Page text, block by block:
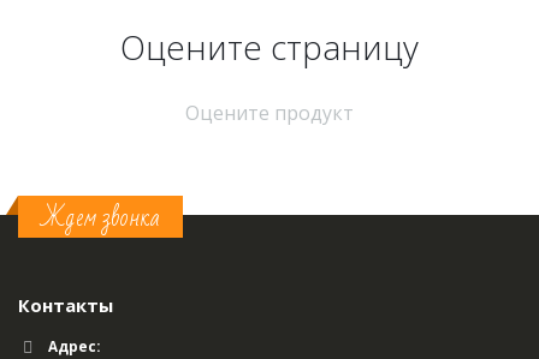
Оцените страницу
Оцените продукт
Ждем звонка
Контакты
Адрес: